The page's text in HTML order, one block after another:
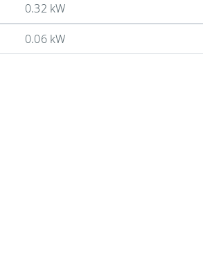
0.32 kW
0.06 kW